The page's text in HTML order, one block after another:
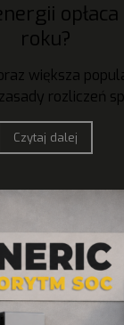
roku?
większa
rozliczeń
Czytaj dalej